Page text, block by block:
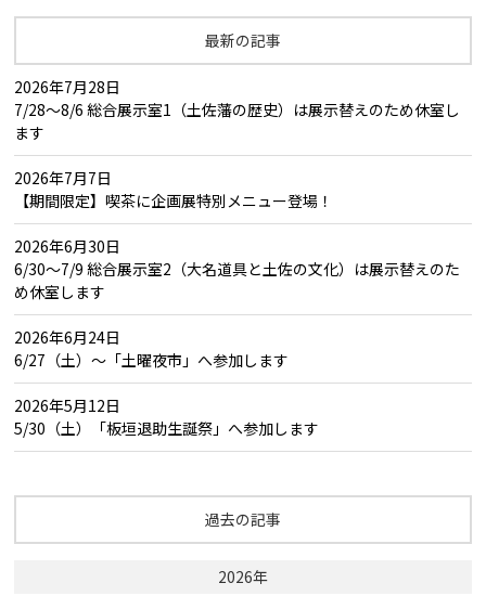
最新の記事
2026年7月28日
7/28～8/6 総合展示室1（土佐藩の歴史）は展示替えのため休室し
ます
2026年7月7日
【期間限定】喫茶に企画展特別メニュー登場！
2026年6月30日
6/30～7/9 総合展示室2（大名道具と土佐の文化）は展示替えのた
め休室します
2026年6月24日
6/27（土）～「土曜夜市」へ参加します
2026年5月12日
5/30（土）「板垣退助生誕祭」へ参加します
過去の記事
2026年